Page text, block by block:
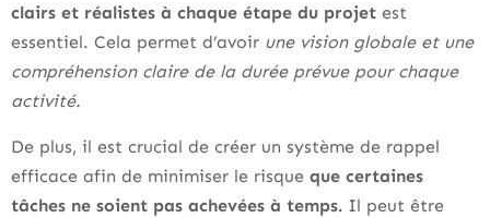
clairs et réalistes à chaque étape du projet est
essentiel. Cela permet d’avoir une vision globale et une
compréhension claire de la durée prévue pour chaque
activité.
De plus, il est crucial de créer un système de rappel
efficace afin de minimiser le risque que certaines
tâches ne soient pas achevées à temps. Il peut être